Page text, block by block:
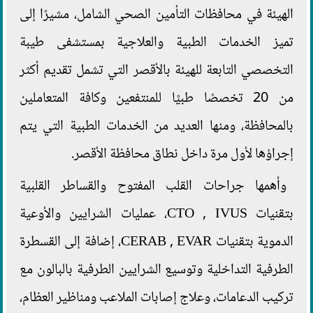
الهيئة في محافظات التأمين الصحي الشامل، مشيرًا إلى
تميز الخدمات الطبية والعلاجية بمستشفى طيبة
التخصصي التابعة للهيئة بالأقصر التي تشمل تقديم أكثر
من 20 تخصصًا طبيًا للمنتفعين وكافة المتعاملين
بالمحافظة، ومنها العديد من الخدمات الطبية التي يتم
إجراؤها لأول مرة داخل نطاق محافظة الأقصر.
وأهمها جراحات القلب المفتوح والقساطر القلبية
بتقنيات CTO , IVUS، عمليات الشرايين والأوعية
الدموية بتقنيات CERAB , EVAR، إضافة إلى القسطرة
الطرفية التداخلية وتوسيع الشرايين الطرفية بالبالون مع
تركيب الدعامات، وعلاج إصابات الملاعب ومناظير العظام،